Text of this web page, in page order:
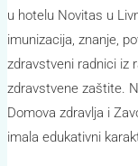
u hotelu Novitas u
imunizacija, znanje,
zdravstveni radnici iz
zdravstvene zaštite.
Domova zdravlja i
imala edukativni